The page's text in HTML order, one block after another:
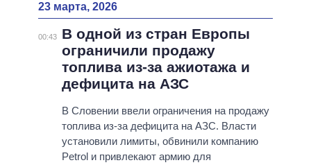
23 марта, 2026
00:43
В одной из стран Европы
ограничили продажу
топлива из-за ажиотажа и
дефицита на АЗС
В Словении ввели ограничения на продажу
топлива из-за дефицита на АЗС. Власти
установили лимиты, обвинили компанию
Petrol и привлекают армию для